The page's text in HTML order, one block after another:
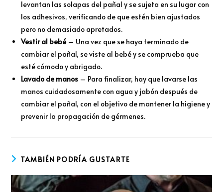
levantan las solapas del pañal y se sujeta en su lugar con
los adhesivos, verificando de que estén bien ajustados
pero no demasiado apretados.
Vestir al bebé– Una vez que se haya terminado de
cambiar el pañal, se viste al bebé y se comprueba que
esté cómodo y abrigado.
Lavado de manos – Para finalizar, hay que lavarse las
manos cuidadosamente con agua y jabón después de
cambiar el pañal, con el objetivo de mantener la higiene y
prevenir la propagación de gérmenes.
TAMBIÉN PODRÍA GUSTARTE